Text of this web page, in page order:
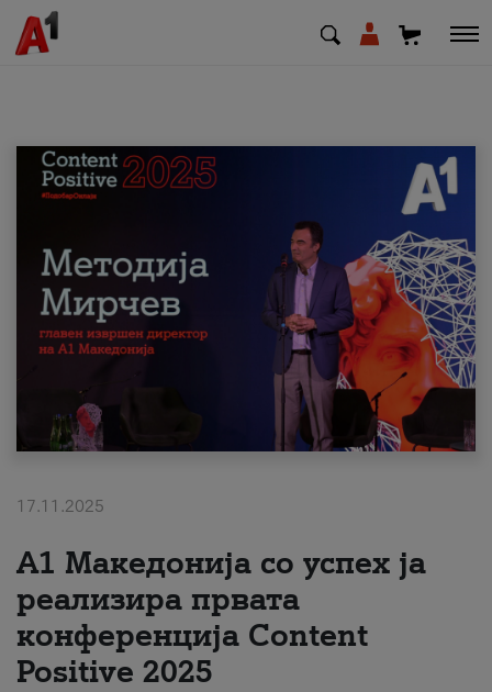
МК EN
Приватни Деловни
Поддршка
Надополни кредит
#ПодобарОнлајн
17.11.2025
А1 Македонија со успех ја
реализира првата
конференција Content
Positive 2025